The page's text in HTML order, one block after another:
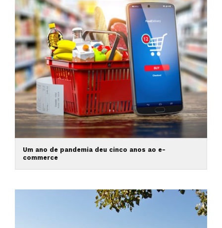
Um ano de pandemia deu cinco anos ao e-
commerce